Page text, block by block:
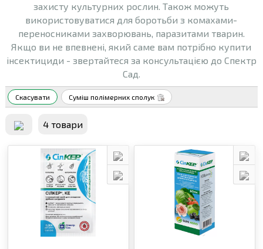
захисту культурних рослин. Також можуть
використовуватися для боротьби з комахами-
переносниками захворювань, паразитами тварин.
Якщо ви не впевнені, який саме вам потрібно купити
інсектициди - звертайтеся за консультацією до Спектр
Сад.
Скасувати Суміш полімерних сполук
4 товари